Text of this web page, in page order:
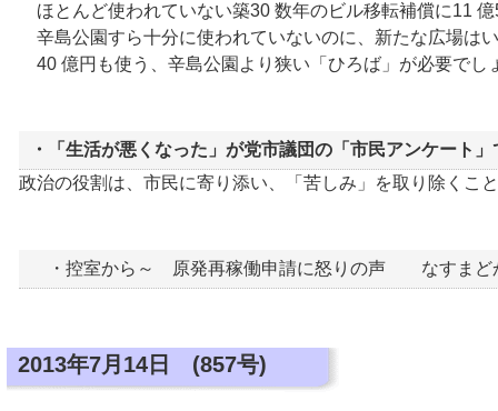
ほとんど使われていない築30 数年のビル移転補償に11 億
辛島公園すら十分に使われていないのに、新たな広場は
40 億円も使う、辛島公園より狭い「ひろば」が必要でし
・「生活が悪くなった」が党市議団の「市民アンケート」
政治の役割は、市民に寄り添い、「苦しみ」を取り除くこ
・控室から～ 原発再稼働申請に怒りの声 なすまど
2013年7月14日 (857号)